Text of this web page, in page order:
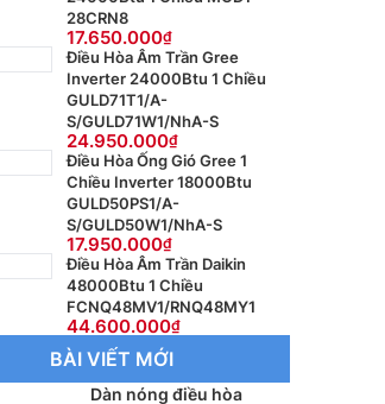
28CRN8
17.650.000
Điều Hòa Âm Trần Gree
Inverter 24000Btu 1 Chiều
GULD71T1/A-
S/GULD71W1/NhA-S
24.950.000
Điều Hòa Ống Gió Gree 1
Chiều Inverter 18000Btu
GULD50PS1/A-
S/GULD50W1/NhA-S
17.950.000
Điều Hòa Âm Trần Daikin
48000Btu 1 Chiều
FCNQ48MV1/RNQ48MY1
44.600.000
BÀI VIẾT MỚI
Dàn nóng điều hòa